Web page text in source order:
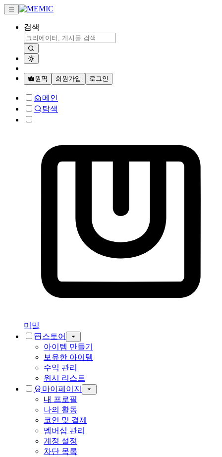
검색
원픽 회원가입 로그인
메인
탐색
미밐
스토어
아이템 만들기
보유한 아이템
수익 관리
위시 리스트
마이페이지
내 프로필
나의 활동
코인 및 결제
멤버십 관리
계정 설정
차단 목록